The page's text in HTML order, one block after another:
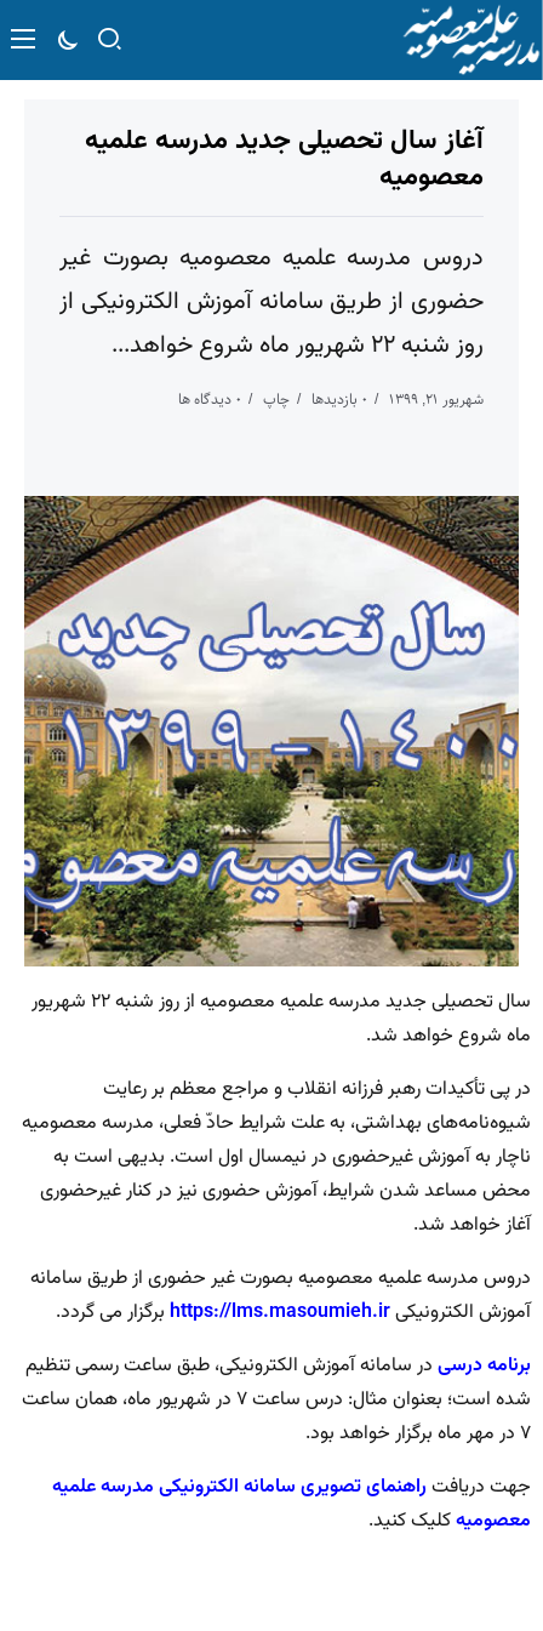
آغاز سال تحصیلی جدید مدرسه علمیه
معصومیه
دروس مدرسه علمیه معصومیه بصورت غیر
حضوری از طریق سامانه آموزش الکترونیکی از
روز شنبه ۲۲ شهریور ماه شروع خواهد...
شهریور ۲۱, ۱۳۹۹ ۰ بازدیدها چاپ ۰ دیدگاه ها
سال تحصیلی جدید مدرسه علمیه معصومیه از روز شنبه ۲۲ شهریور
ماه شروع خواهد شد.
در پی تأکیدات رهبر فرزانه انقلاب و مراجع معظم بر رعایت
شیوه‌نامه‌های بهداشتی، به علت شرایط حادّ فعلی، مدرسه معصومیه
ناچار به آموزش غیرحضوری در نیمسال اول است. بدیهی است به
محض مساعد شدن شرایط، آموزش حضوری نیز در کنار غیرحضوری
آغاز خواهد شد.
دروس مدرسه علمیه معصومیه بصورت غیر حضوری از طریق سامانه
آموزش الکترونیکیhttps://lms.masoumieh.ir برگزار می گردد.
برنامه درسی در سامانه آموزش الکترونیکی، طبق ساعت رسمی تنظيم
شده است؛ بعنوان مثال: درس ساعت ۷ در شهریور ماه، همان ساعت
۷ در مهر ماه برگزار خواهد بود.
جهت دریافت راهنمای تصویری سامانه الکترونیکی مدرسه علمیه
معصومیهکلیک کنید.